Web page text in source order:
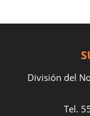
División del
Tel.